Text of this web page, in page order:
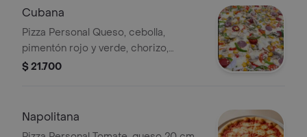
Cubana
Pizza Personal Queso, cebolla,
pimentón rojo y verde, chorizo,
butifarra, pollo, piña trocitos, uvas
$ 21.700
Napolitana